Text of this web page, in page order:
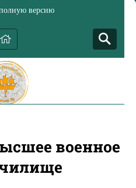
версию
военное